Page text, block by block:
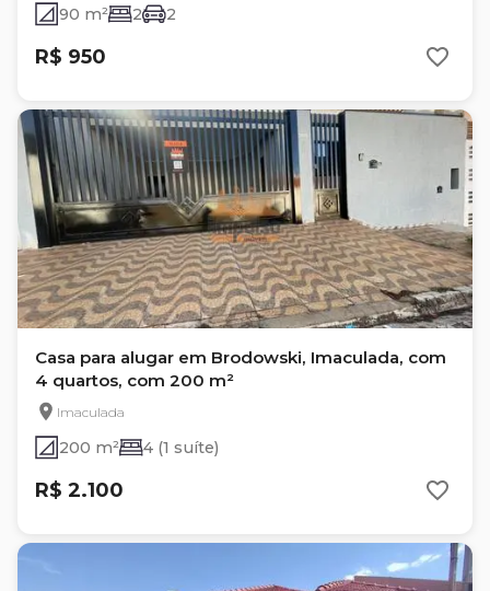
90 m² 2 2
R$ 950
Casa para alugar em Brodowski, Imaculada, com
4 quartos, com 200 m²
Imaculada
200 m² 4 (1 suíte)
R$ 2.100